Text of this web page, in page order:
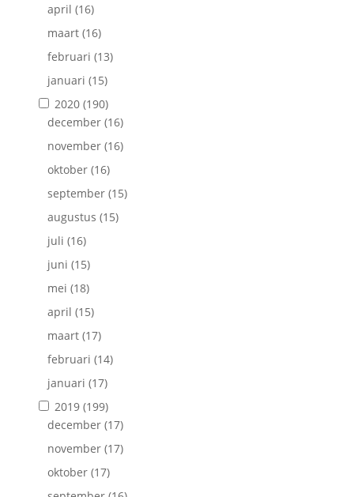
april (16)
maart(16)
februari (13)
januari (15)
2020(190)
december(16)
november(16)
oktober(16)
september(15)
augustus (15)
juli (16)
juni (15)
mei (18)
april (15)
maart(17)
februari (14)
januari (17)
2019(199)
december(17)
november(17)
oktober(17)